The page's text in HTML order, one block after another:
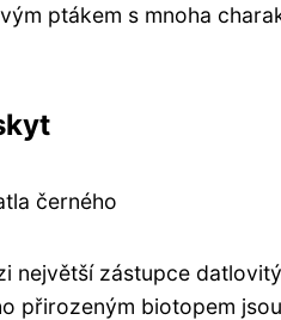
ptákem s mnoha
černého
největší zástupce
přirozeným biotopem